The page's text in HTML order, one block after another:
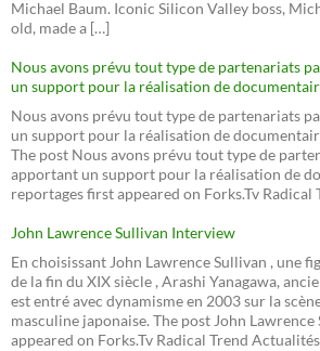
Michael Baum. Iconic Silicon Valley boss,
old, made a […]
Nous avons prévu tout type de partenariats
un support pour la réalisation de
Nous avons prévu tout type de partenariats
un support pour la réalisation de
The post Nous avons prévu tout type de
apportant un support pour la réalisation de
reportages first appeared on Forks.Tv Radical
John Lawrence Sullivan Interview
En choisissant John Lawrence Sullivan , une
de la fin du XIX siècle , Arashi Yanagawa,
est entré avec dynamisme en 2003 sur la
masculine japonaise. The post John
appeared on Forks.Tv Radical Trend